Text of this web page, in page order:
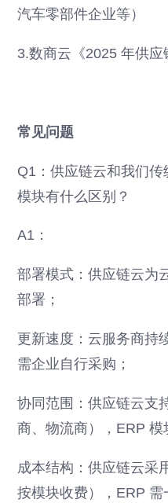
汽车零部件企业等）
3.数商云《2025 年供应
常见问题
Q1：供应链云和我们
模块有什么区别？
A1：
部署模式：供应链云为
部署；
更新速度：云服务商持
需企业自行采购；
协同范围：供应链云支
商、物流商），ERP 模
成本结构：供应链云采
按模块收费），ERP